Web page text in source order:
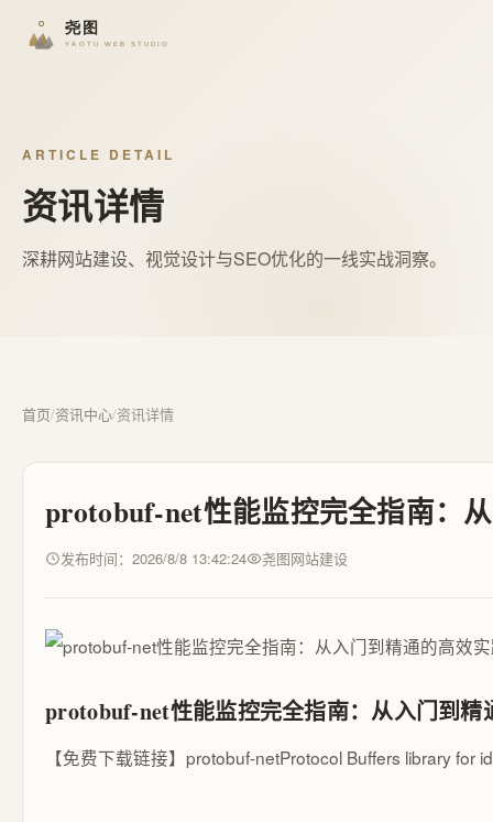
ARTICLE DETAIL
资讯详情
深耕网站建设、视觉设计与SEO优化的一线实战洞察。
首页/资讯中心/资讯详情
protobuf-net性能监控完全指南：
发布时间：2026/8/8 13:42:24 尧图网站建设
protobuf-net性能监控完全指南：从入门到精
【免费下载链接】protobuf-netProtocol Buffers library for